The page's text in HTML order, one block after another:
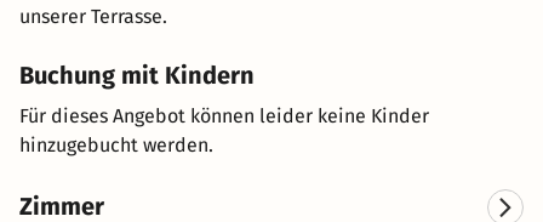
unserer Terrasse.
Buchung mit Kindern
Für dieses Angebot können leider keine Kinder
hinzugebucht werden.
Zimmer